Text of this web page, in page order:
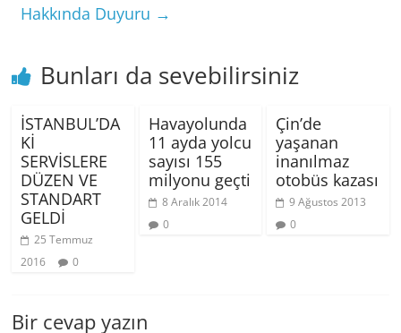
Hakkında Duyuru →
Bunları da sevebilirsiniz
İSTANBUL’DA
Kİ
SERVİSLERE
DÜZEN VE
STANDART
GELDİ
25 Temmuz
2016
0
Havayolunda
11 ayda yolcu
sayısı 155
milyonu geçti
8 Aralık 2014
0
Çin’de
yaşanan
inanılmaz
otobüs kazası
9 Ağustos 2013
0
Bir cevap yazın